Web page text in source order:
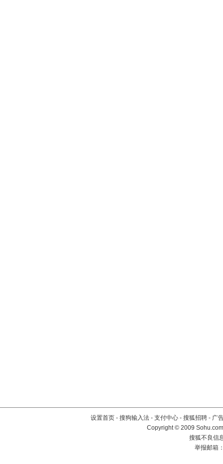
设置首页 - 搜狗输入法 - 支付中心 - 搜狐招聘 - 广
Copyright © 2009
搜狐不良信
举报邮箱